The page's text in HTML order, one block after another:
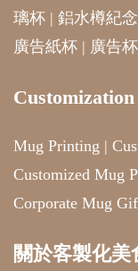
璃杯 | 鋁水樽紀
廣告紙杯 | 廣告杯
Mug Printing |
Customized Mug
Corporate Mug
關於客製化